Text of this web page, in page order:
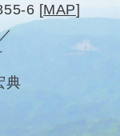
6 [MAP]
典